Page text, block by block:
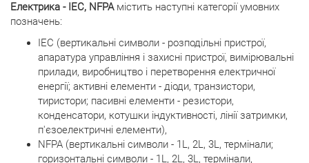
Електрика - IEC, NFPAмістить наступні категорії умовних
позначень:
IEC (вертикальні символи - розподільні пристрої,
апаратура управління і захисні пристрої, вимірювальні
прилади, виробництво і перетворення електричної
енергії; активні елементи - діоди, транзистори,
тиристори; пасивні елементи - резистори,
конденсатори, котушки індуктивності, лінії затримки,
п'єзоелектричні елементи),
NFPA (вертикальні символи - 1L, 2L, 3L, термінали;
горизонтальні символи - 1L, 2L, 3L, термінали,